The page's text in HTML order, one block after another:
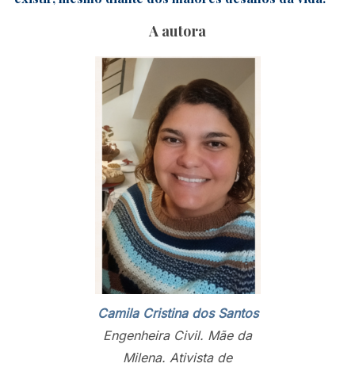
A autora
Camila Cristina dos Santos
Engenheira Civil. Mãe da
Milena. Ativista de